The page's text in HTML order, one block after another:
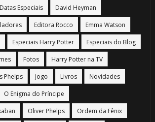
Datas Especiais David Heyman
Editora Rocco Emma Watson
Especiais Harry Potter Especiais do Blog
Fotos Harry Potter na TV
Phelps Jogo Livros Novidades
O Enigma do Príncipe
Oliver Phelps Ordem da Fênix